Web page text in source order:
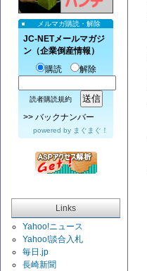
メルマガ購読・解除
JC-NETメールマガジ
ン（企業倒産情報）
購読
解除
読者購読規約
>> バックナンバー
powered by まぐまぐ！
Links
Yahoo!ニュース
Yahoo!談合入札
毎日.jp
長崎新聞